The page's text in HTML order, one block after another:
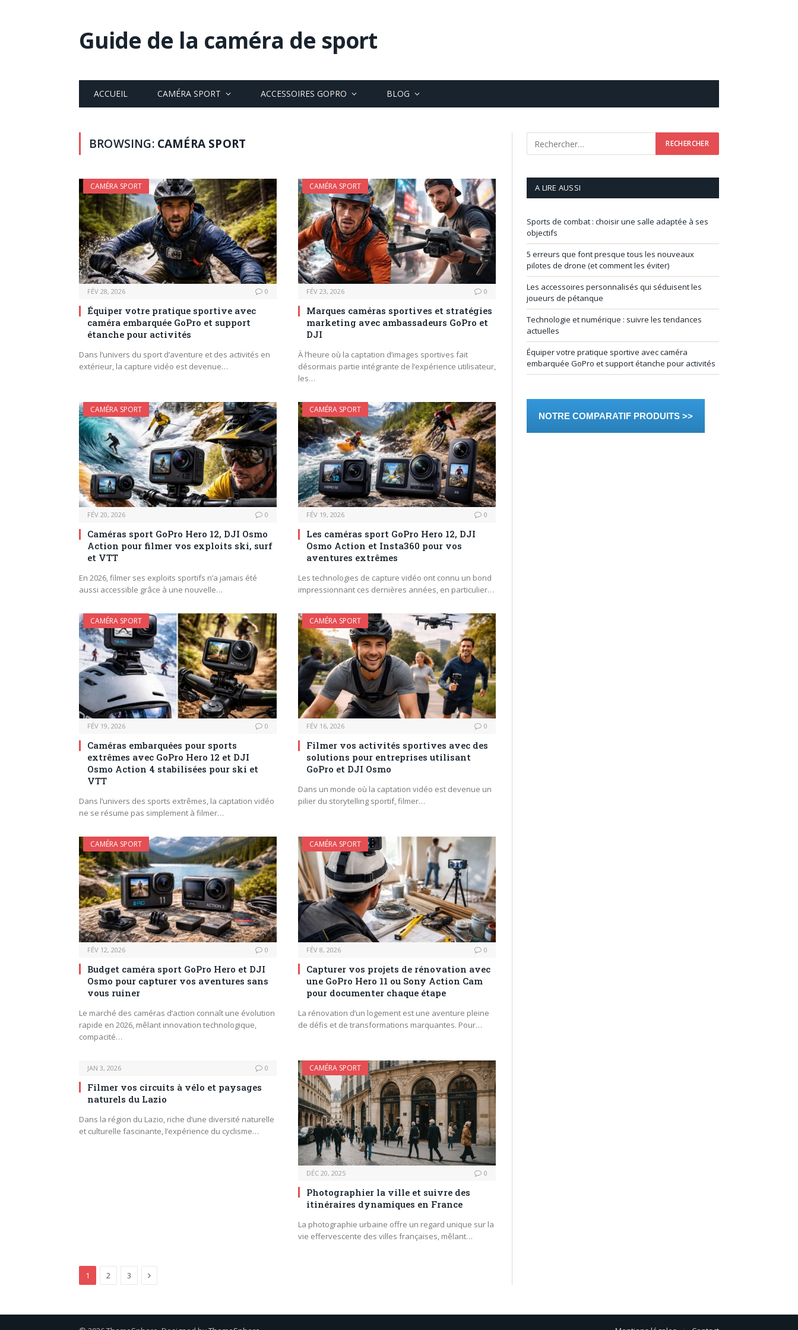
Guide de la caméra de sport
ACCUEIL CAMÉRA SPORT ACCESSOIRES GOPRO BLOG
BROWSING: CAMÉRA SPORT
CAMÉRA SPORT
FÉV 28, 2026 0
Équiper votre pratique sportive avec
caméra embarquée GoPro et support
étanche pour activités
Dans l’univers du sport d’aventure et des activités en
extérieur, la capture vidéo est devenue…
CAMÉRA SPORT
FÉV 23, 2026 0
Marques caméras sportives et stratégies
marketing avec ambassadeurs GoPro et
DJI
À l’heure où la captation d’images sportives fait
désormais partie intégrante de l’expérience utilisateur,
les…
CAMÉRA SPORT
FÉV 20, 2026 0
Caméras sport GoPro Hero 12, DJI Osmo
Action pour filmer vos exploits ski, surf
et VTT
En 2026, filmer ses exploits sportifs n’a jamais été
aussi accessible grâce à une nouvelle…
CAMÉRA SPORT
FÉV 19, 2026 0
Les caméras sport GoPro Hero 12, DJI
Osmo Action et Insta360 pour vos
aventures extrêmes
Les technologies de capture vidéo ont connu un bond
impressionnant ces dernières années, en particulier…
CAMÉRA SPORT
FÉV 19, 2026 0
Caméras embarquées pour sports
extrêmes avec GoPro Hero 12 et DJI
Osmo Action 4 stabilisées pour ski et
VTT
Dans l’univers des sports extrêmes, la captation vidéo
ne se résume pas simplement à filmer…
CAMÉRA SPORT
FÉV 16, 2026 0
Filmer vos activités sportives avec des
solutions pour entreprises utilisant
GoPro et DJI Osmo
Dans un monde où la captation vidéo est devenue un
pilier du storytelling sportif, filmer…
CAMÉRA SPORT
FÉV 12, 2026 0
Budget caméra sport GoPro Hero et DJI
Osmo pour capturer vos aventures sans
vous ruiner
Le marché des caméras d’action connaît une évolution
rapide en 2026, mêlant innovation technologique,
compacité…
CAMÉRA SPORT
FÉV 8, 2026 0
Capturer vos projets de rénovation avec
une GoPro Hero 11 ou Sony Action Cam
pour documenter chaque étape
La rénovation d’un logement est une aventure pleine
de défis et de transformations marquantes. Pour…
JAN 3, 2026 0
Filmer vos circuits à vélo et paysages
naturels du Lazio
Dans la région du Lazio, riche d’une diversité naturelle
et culturelle fascinante, l’expérience du cyclisme…
CAMÉRA SPORT
DÉC 20, 2025 0
Photographier la ville et suivre des
itinéraires dynamiques en France
La photographie urbaine offre un regard unique sur la
vie effervescente des villes françaises, mêlant…
1 2 3 Next
A LIRE AUSSI
Sports de combat : choisir une salle adaptée à ses
objectifs
5 erreurs que font presque tous les nouveaux
pilotes de drone (et comment les éviter)
Les accessoires personnalisés qui séduisent les
joueurs de pétanque
Technologie et numérique : suivre les tendances
actuelles
Équiper votre pratique sportive avec caméra
embarquée GoPro et support étanche pour activités
NOTRE COMPARATIF PRODUITS >>